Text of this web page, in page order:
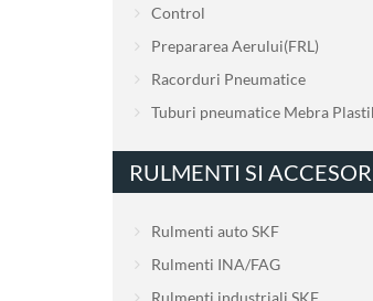
Control
Prepararea Aerului(FRL)
Racorduri Pneumatice
Tuburi pneumatice Mebra
RULMENTI SI
Rulmenti auto SKF
Rulmenti INA/FAG